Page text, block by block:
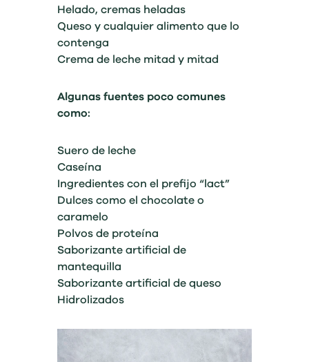
Helado, cremas heladas
Queso y cualquier alimento que lo
contenga
Crema de leche mitad y mitad
Algunas fuentes poco comunes
como:
Suero de leche
Caseína
Ingredientes con el prefijo “lact”
Dulces como el chocolate o
caramelo
Polvos de proteína
Saborizante artificial de
mantequilla
Saborizante artificial de queso
Hidrolizados